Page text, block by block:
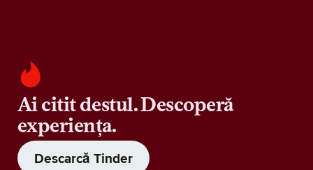
Ai citit destul. Descoperă
experiența.
Descarcă Tinder